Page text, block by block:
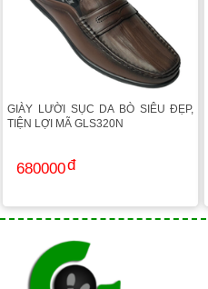
GIÀY LƯỜI SỤC DA BÒ SIÊU ĐẸP,
TIỆN LỢI MÃ GLS320N
680000